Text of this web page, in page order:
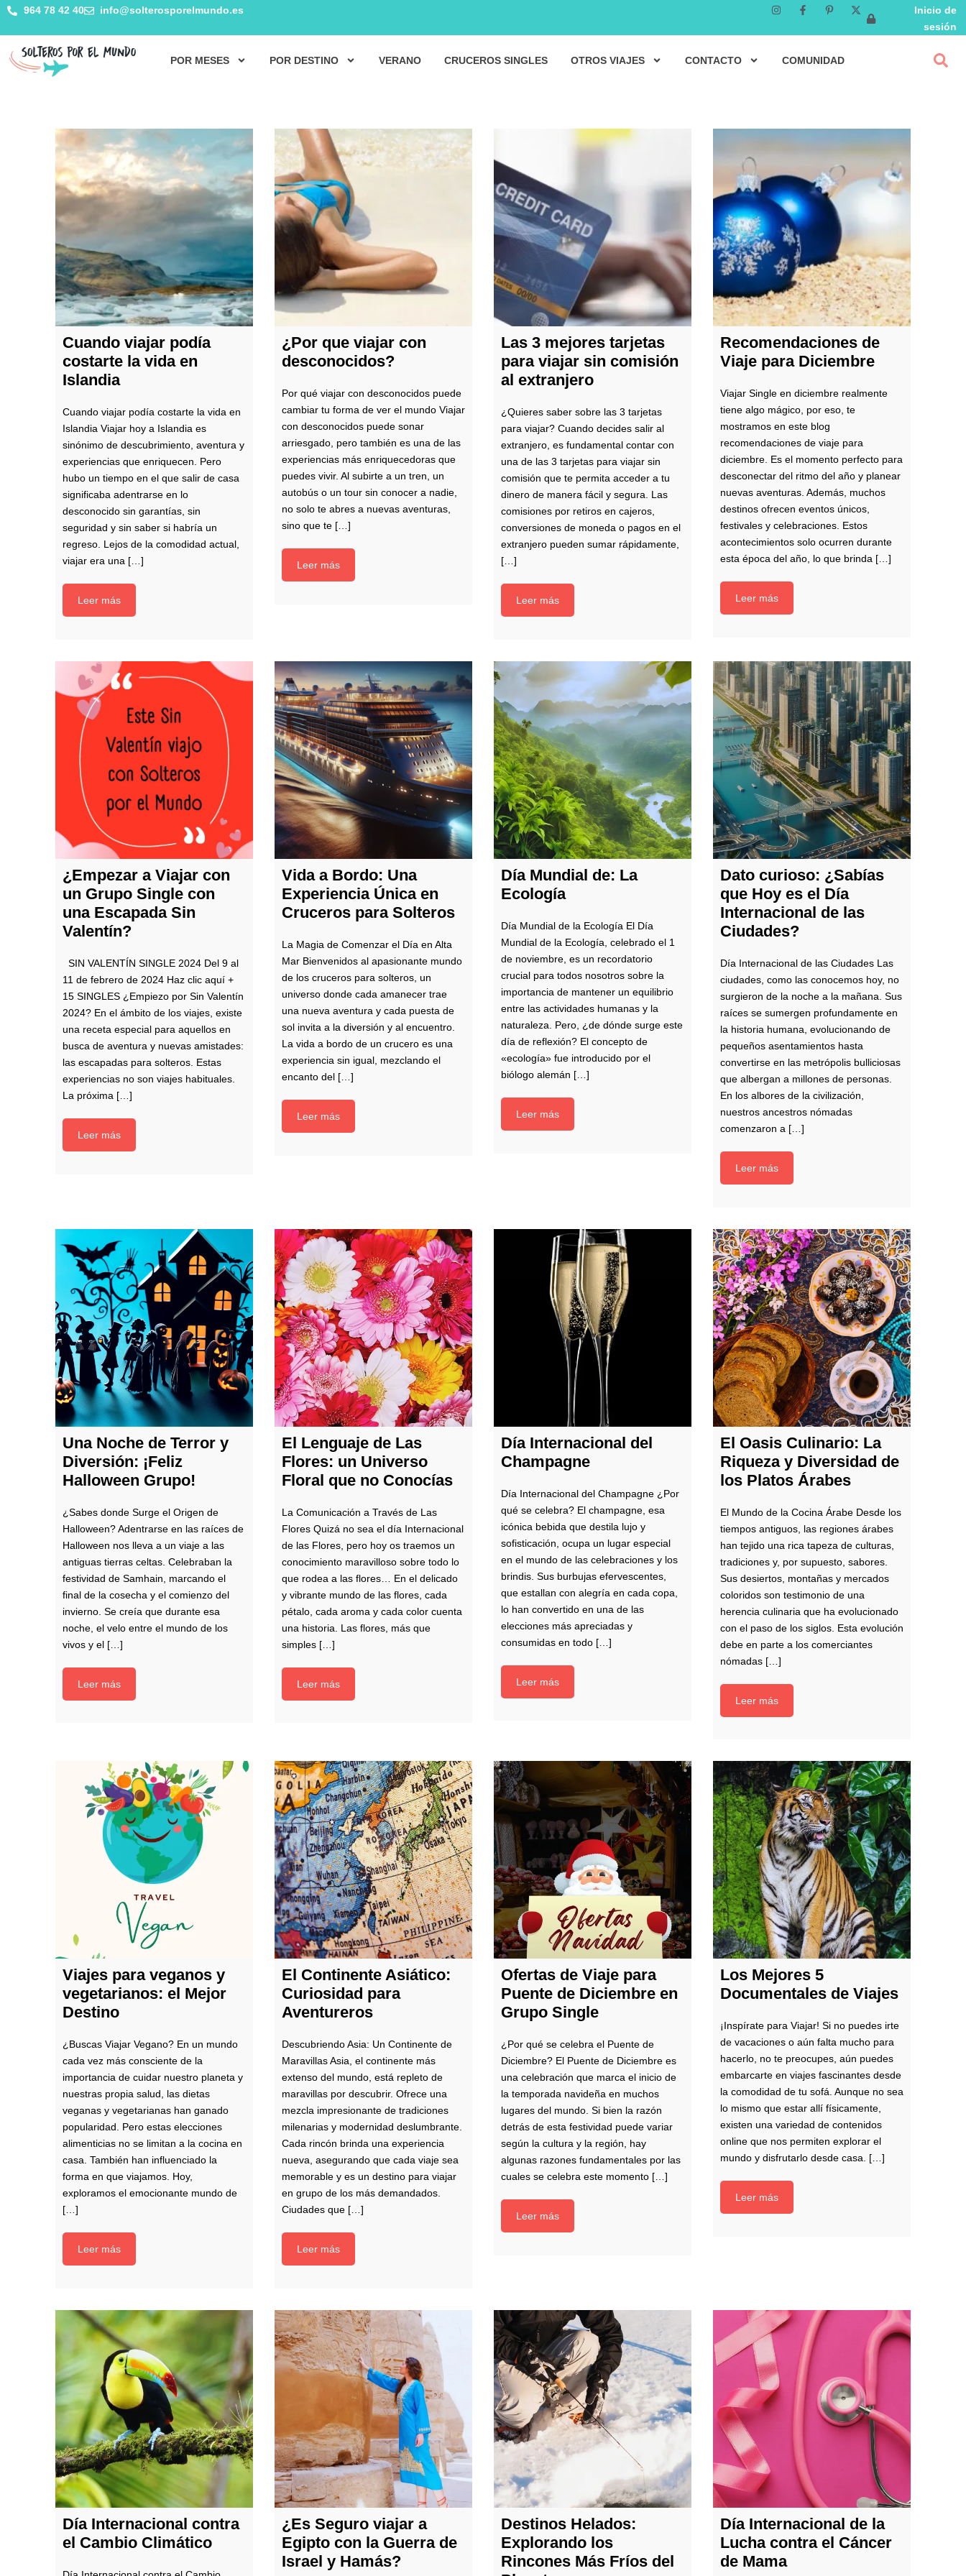
964 78 42 40 info@solterosporelmundo.es
Inicio de
sesión
POR MESES POR DESTINO VERANO CRUCEROS SINGLES OTROS VIAJES CONTACTO COMUNIDAD
Cuando viajar podía
costarte la vida en
Islandia
Cuando viajar podía costarte la vida en
Islandia Viajar hoy a Islandia es
sinónimo de descubrimiento, aventura y
experiencias que enriquecen. Pero
hubo un tiempo en el que salir de casa
significaba adentrarse en lo
desconocido sin garantías, sin
seguridad y sin saber si habría un
regreso. Lejos de la comodidad actual,
viajar era una […]
Leer más
¿Por que viajar con
desconocidos?
Por qué viajar con desconocidos puede
cambiar tu forma de ver el mundo Viajar
con desconocidos puede sonar
arriesgado, pero también es una de las
experiencias más enriquecedoras que
puedes vivir. Al subirte a un tren, un
autobús o un tour sin conocer a nadie,
no solo te abres a nuevas aventuras,
sino que te […]
Leer más
Las 3 mejores tarjetas
para viajar sin comisión
al extranjero
¿Quieres saber sobre las 3 tarjetas
para viajar? Cuando decides salir al
extranjero, es fundamental contar con
una de las 3 tarjetas para viajar sin
comisión que te permita acceder a tu
dinero de manera fácil y segura. Las
comisiones por retiros en cajeros,
conversiones de moneda o pagos en el
extranjero pueden sumar rápidamente,
[…]
Leer más
Recomendaciones de
Viaje para Diciembre
Viajar Single en diciembre realmente
tiene algo mágico, por eso, te
mostramos en este blog
recomendaciones de viaje para
diciembre. Es el momento perfecto para
desconectar del ritmo del año y planear
nuevas aventuras. Además, muchos
destinos ofrecen eventos únicos,
festivales y celebraciones. Estos
acontecimientos solo ocurren durante
esta época del año, lo que brinda […]
Leer más
¿Empezar a Viajar con
un Grupo Single con
una Escapada Sin
Valentín?
SIN VALENTÍN SINGLE 2024 Del 9 al
11 de febrero de 2024 Haz clic aquí +
15 SINGLES ¿Empiezo por Sin Valentín
2024? En el ámbito de los viajes, existe
una receta especial para aquellos en
busca de aventura y nuevas amistades:
las escapadas para solteros. Estas
experiencias no son viajes habituales.
La próxima […]
Leer más
Vida a Bordo: Una
Experiencia Única en
Cruceros para Solteros
La Magia de Comenzar el Día en Alta
Mar Bienvenidos al apasionante mundo
de los cruceros para solteros, un
universo donde cada amanecer trae
una nueva aventura y cada puesta de
sol invita a la diversión y al encuentro.
La vida a bordo de un crucero es una
experiencia sin igual, mezclando el
encanto del […]
Leer más
Día Mundial de: La
Ecología
Día Mundial de la Ecología El Día
Mundial de la Ecología, celebrado el 1
de noviembre, es un recordatorio
crucial para todos nosotros sobre la
importancia de mantener un equilibrio
entre las actividades humanas y la
naturaleza. Pero, ¿de dónde surge este
día de reflexión? El concepto de
«ecología» fue introducido por el
biólogo alemán […]
Leer más
Dato curioso: ¿Sabías
que Hoy es el Día
Internacional de las
Ciudades?
Día Internacional de las Ciudades Las
ciudades, como las conocemos hoy, no
surgieron de la noche a la mañana. Sus
raíces se sumergen profundamente en
la historia humana, evolucionando de
pequeños asentamientos hasta
convertirse en las metrópolis bulliciosas
que albergan a millones de personas.
En los albores de la civilización,
nuestros ancestros nómadas
comenzaron a […]
Leer más
Una Noche de Terror y
Diversión: ¡Feliz
Halloween Grupo!
¿Sabes donde Surge el Origen de
Halloween? Adentrarse en las raíces de
Halloween nos lleva a un viaje a las
antiguas tierras celtas. Celebraban la
festividad de Samhain, marcando el
final de la cosecha y el comienzo del
invierno. Se creía que durante esa
noche, el velo entre el mundo de los
vivos y el […]
Leer más
El Lenguaje de Las
Flores: un Universo
Floral que no Conocías
La Comunicación a Través de Las
Flores Quizá no sea el día Internacional
de las Flores, pero hoy os traemos un
conocimiento maravilloso sobre todo lo
que rodea a las flores… En el delicado
y vibrante mundo de las flores, cada
pétalo, cada aroma y cada color cuenta
una historia. Las flores, más que
simples […]
Leer más
Día Internacional del
Champagne
Día Internacional del Champagne ¿Por
qué se celebra? El champagne, esa
icónica bebida que destila lujo y
sofisticación, ocupa un lugar especial
en el mundo de las celebraciones y los
brindis. Sus burbujas efervescentes,
que estallan con alegría en cada copa,
lo han convertido en una de las
elecciones más apreciadas y
consumidas en todo […]
Leer más
El Oasis Culinario: La
Riqueza y Diversidad de
los Platos Árabes
El Mundo de la Cocina Árabe Desde los
tiempos antiguos, las regiones árabes
han tejido una rica tapeza de culturas,
tradiciones y, por supuesto, sabores.
Sus desiertos, montañas y mercados
coloridos son testimonio de una
herencia culinaria que ha evolucionado
con el paso de los siglos. Esta evolución
debe en parte a los comerciantes
nómadas […]
Leer más
Viajes para veganos y
vegetarianos: el Mejor
Destino
¿Buscas Viajar Vegano? En un mundo
cada vez más consciente de la
importancia de cuidar nuestro planeta y
nuestras propia salud, las dietas
veganas y vegetarianas han ganado
popularidad. Pero estas elecciones
alimenticias no se limitan a la cocina en
casa. También han influenciado la
forma en que viajamos. Hoy,
exploramos el emocionante mundo de
[…]
Leer más
El Continente Asiático:
Curiosidad para
Aventureros
Descubriendo Asia: Un Continente de
Maravillas Asia, el continente más
extenso del mundo, está repleto de
maravillas por descubrir. Ofrece una
mezcla impresionante de tradiciones
milenarias y modernidad deslumbrante.
Cada rincón brinda una experiencia
nueva, asegurando que cada viaje sea
memorable y es un destino para viajar
en grupo de los más demandados.
Ciudades que […]
Leer más
Ofertas de Viaje para
Puente de Diciembre en
Grupo Single
¿Por qué se celebra el Puente de
Diciembre? El Puente de Diciembre es
una celebración que marca el inicio de
la temporada navideña en muchos
lugares del mundo. Si bien la razón
detrás de esta festividad puede variar
según la cultura y la región, hay
algunas razones fundamentales por las
cuales se celebra este momento […]
Leer más
Los Mejores 5
Documentales de Viajes
¡Inspírate para Viajar! Si no puedes irte
de vacaciones o aún falta mucho para
hacerlo, no te preocupes, aún puedes
embarcarte en viajes fascinantes desde
la comodidad de tu sofá. Aunque no sea
lo mismo que estar allí físicamente,
existen una variedad de contenidos
online que nos permiten explorar el
mundo y disfrutarlo desde casa. […]
Leer más
Día Internacional contra
el Cambio Climático
¿Es Seguro viajar a
Egipto con la Guerra de
Israel y Hamás?
Destinos Helados:
Explorando los
Rincones Más Fríos del
Día Internacional de la
Lucha contra el Cáncer
de Mama